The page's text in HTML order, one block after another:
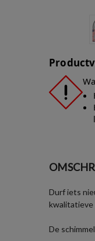
Durf iets
kwalitatieve
De